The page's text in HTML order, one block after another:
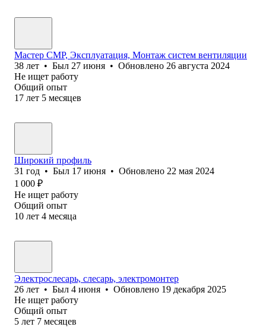
Мастер СМР, Эксплуатация, Монтаж систем вентиляции
38 лет • Был 27 июня • Обновлено 26 августа 2024
Не ищет работу
Общий опыт
17 лет 5 месяцев
Широкий профиль
31 год • Был 17 июня • Обновлено 22 мая 2024
1 000 ₽
Не ищет работу
Общий опыт
10 лет 4 месяца
Электрослесарь, слесарь, электромонтер
26 лет • Был 4 июня • Обновлено 19 декабря 2025
Не ищет работу
Общий опыт
5 лет 7 месяцев